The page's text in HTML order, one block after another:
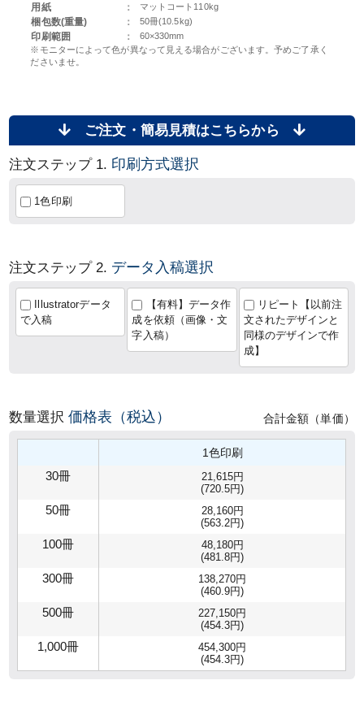
用紙 ： マットコート110kg
梱包数(重量) ： 50冊(10.5kg)
印刷範囲 ：
60×330mm
※モニターによって色が異なって見える場合がございます。予めご了承く
ださいませ。
ご注文・簡易見積はこちらから
注文ステップ 1. 印刷方式選択
1色印刷
注文ステップ 2. データ入稿選択
Illustratorデータ
で入稿
【有料】データ作
成を依頼（画像・文
字入稿）
リピート【以前注
文されたデザインと
同様のデザインで作
成】
数量選択価格表（税込） 合計金額（単価）
1色印刷
30冊
21,615円
(720.5円)
50冊
28,160円
(563.2円)
100冊
48,180円
(481.8円)
300冊
138,270円
(460.9円)
500冊
227,150円
(454.3円)
1,000冊
454,300円
(454.3円)